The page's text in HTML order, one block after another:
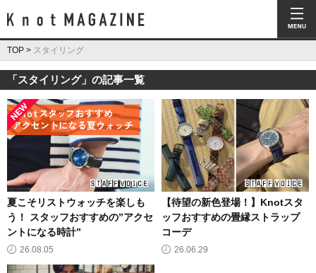
Knot Magazine ノットマガジン
TOP > スタイリング
「スタイリング」の記事一覧
夏こそリストウォッチを楽しも
う！ スタッフおすすめの”アクセ
ントになる時計”
26.08.05
【待望の新色登場！】Knotスタ
ッフおすすめの畳縁ストラップ
コーデ
26.06.29